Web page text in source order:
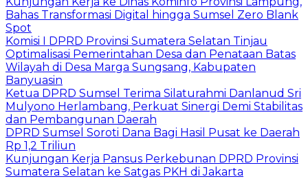
Bahas Transformasi Digital hingga Sumsel Zero Blank
Spot
Komisi I DPRD Provinsi Sumatera Selatan Tinjau
Optimalisasi Pemerintahan Desa dan Penataan Batas
Wilayah di Desa Marga Sungsang, Kabupaten
Banyuasin
Ketua DPRD Sumsel Terima Silaturahmi Danlanud Sri
Mulyono Herlambang, Perkuat Sinergi Demi Stabilitas
dan Pembangunan Daerah
DPRD Sumsel Soroti Dana Bagi Hasil Pusat ke Daerah
Rp 1,2 Triliun
Kunjungan Kerja Pansus Perkebunan DPRD Provinsi
Sumatera Selatan ke Satgas PKH di Jakarta